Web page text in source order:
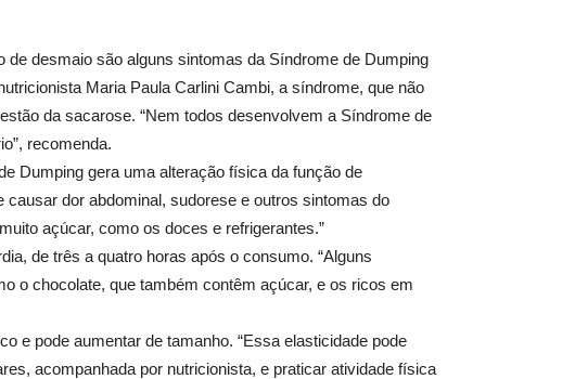
desmaio são alguns sintomas da Síndrome de Dumping
Maria Paula Carlini Cambi, a síndrome, que não
da sacarose. “Nem todos desenvolvem a Síndrome de
recomenda.
Dumping gera uma alteração física da função de
dor abdominal, sudorese e outros sintomas do
açúcar, como os doces e refrigerantes.”
de três a quatro horas após o consumo. “Alguns
o chocolate, que também contêm açúcar, e os ricos em
e pode aumentar de tamanho. “Essa elasticidade pode
acompanhada por nutricionista, e praticar atividade física